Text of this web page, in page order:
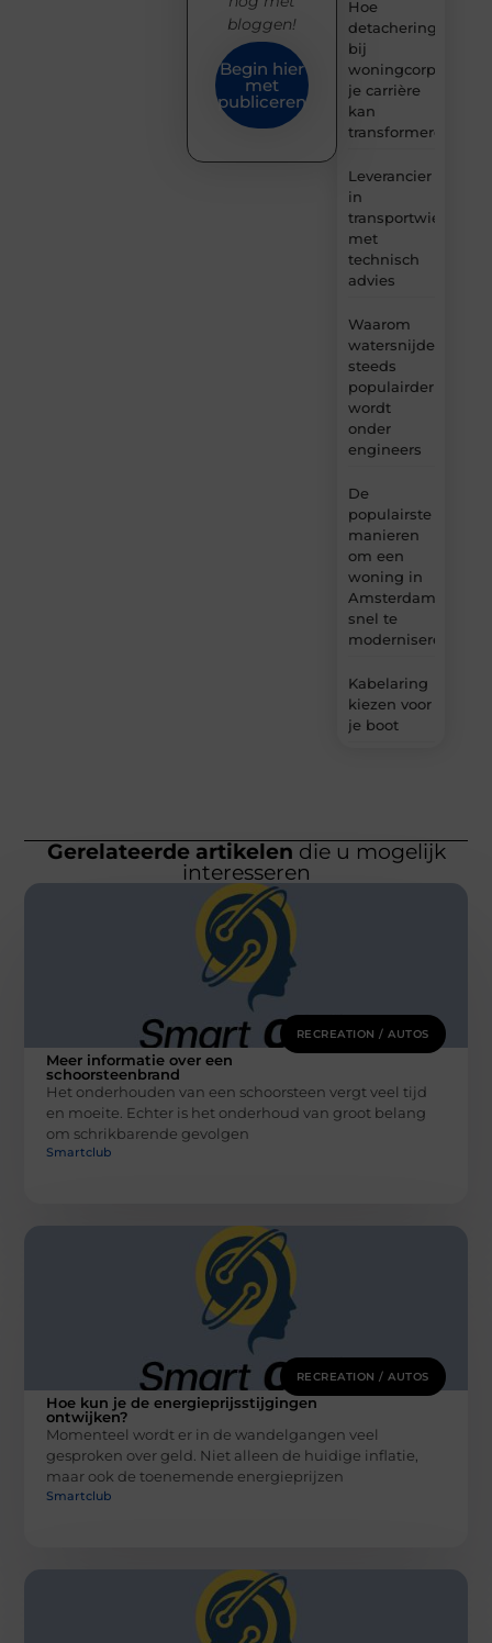
Hoe
detachering
bij
woningcorporaties
je carrière
kan
transformeren
Leverancier
in
transportwielen
met
technisch
advies
Waarom
watersnijden
steeds
populairder
wordt
onder
engineers
De
populairste
manieren
om een
woning in
Amsterdam
snel te
moderniseren
Kabelaring
kiezen voor
je boot
bloggen!
Begin hier
met
publiceren
Gerelateerde artikelen die u mogelijk
interesseren
RECREATION / AUTOS
Meer informatie over een
schoorsteenbrand
Het onderhouden van een schoorsteen vergt veel tijd
en moeite. Echter is het onderhoud van groot belang
om schrikbarende gevolgen
Smartclub
RECREATION / AUTOS
Hoe kun je de energieprijsstijgingen
ontwijken?
Momenteel wordt er in de wandelgangen veel
gesproken over geld. Niet alleen de huidige inflatie,
maar ook de toenemende energieprijzen
Smartclub